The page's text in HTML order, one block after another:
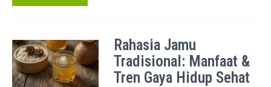
Rahasia Jamu
Tradisional: Manfaat &
Tren Gaya Hidup Sehat